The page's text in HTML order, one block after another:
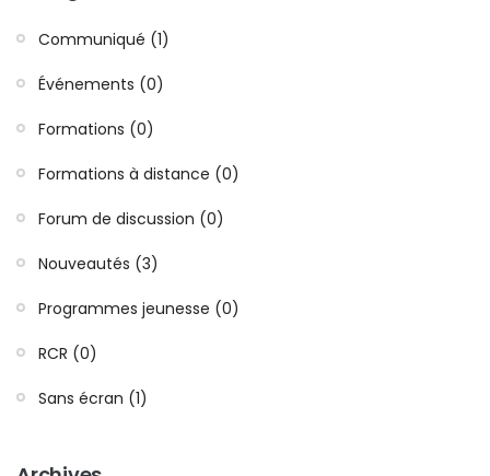
Communiqué (1)
Événements (0)
Formations (0)
Formations à distance (0)
Forum de discussion (0)
Nouveautés (3)
Programmes jeunesse (0)
RCR (0)
Sans écran (1)